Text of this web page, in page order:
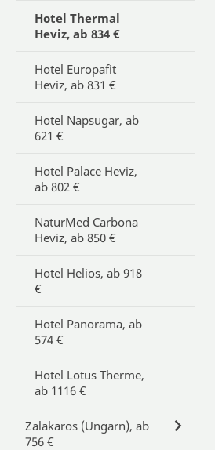
Hotel Thermal
Heviz, ab 834 €
Hotel Europafit
Heviz, ab 831 €
Hotel Napsugar, ab
621 €
Hotel Palace Heviz,
ab 802 €
NaturMed Carbona
Heviz, ab 850 €
Hotel Helios, ab 918
€
Hotel Panorama, ab
574 €
Hotel Lotus Therme,
ab 1116 €
Zalakaros (Ungarn), ab
756 €